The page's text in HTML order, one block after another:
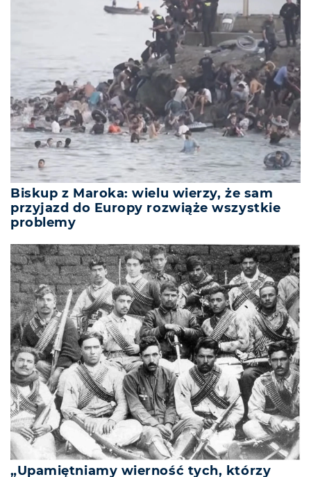
Biskup z Maroka: wielu wierzy, że sam
przyjazd do Europy rozwiąże wszystkie
problemy
„Upamiętniamy wierność tych, którzy